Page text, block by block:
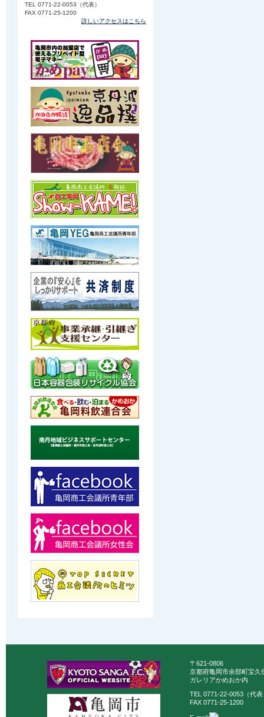
TEL 0771-22-0053（代表）
FAX 0771-25-1200
詳しいアクセスはこちら
〒621-0806
京都府亀岡市余部町宝久
ガレリアかめおか内
TEL 0771-22-0053（代表
FAX 0771-25-1200